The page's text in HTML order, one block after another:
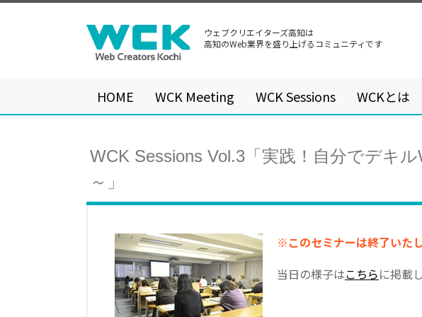
ウェブクリエイターズ高知は
高知のWeb業界を盛り上げるコミュニティです
HOME WCK Meeting WCK Sessions WCKとは
WCK Sessions Vol.3「実践！自分でデキ
～」
※このセミナーは終了いたし
当日の様子はこちらに掲載